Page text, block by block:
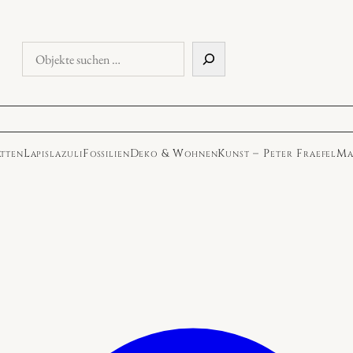
Objekte
suchen
LapislazuliFossilienDeko & WohnenKunst – Peter Fraefel